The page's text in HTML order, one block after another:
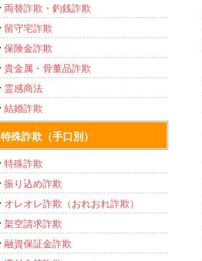
両替詐欺・釣銭詐欺
留守宅詐欺
保険金詐欺
貴金属・骨董品詐欺
霊感商法
結婚詐欺
特殊詐欺（手口別）
特殊詐欺
振り込め詐欺
オレオレ詐欺（おれおれ詐欺）
架空請求詐欺
融資保証金詐欺